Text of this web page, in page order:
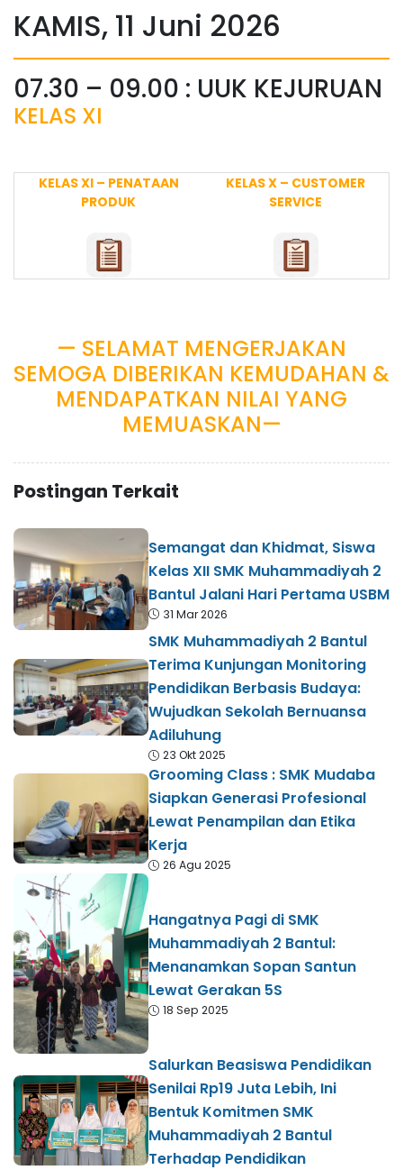
KAMIS, 11 Juni 2026
07.30 – 09.00 : UUK KEJURUAN
KELAS XI
KELAS XI – PENATAAN
PRODUK
KELAS X – CUSTOMER
SERVICE
— SELAMAT MENGERJAKAN
SEMOGA DIBERIKAN KEMUDAHAN &
MENDAPATKAN NILAI YANG
MEMUASKAN—
Postingan Terkait
Semangat dan Khidmat, Siswa
Kelas XII SMK Muhammadiyah 2
Bantul Jalani Hari Pertama USBM
31 Mar 2026
SMK Muhammadiyah 2 Bantul
Terima Kunjungan Monitoring
Pendidikan Berbasis Budaya:
Wujudkan Sekolah Bernuansa
Adiluhung
23 Okt 2025
Grooming Class : SMK Mudaba
Siapkan Generasi Profesional
Lewat Penampilan dan Etika
Kerja
26 Agu 2025
Hangatnya Pagi di SMK
Muhammadiyah 2 Bantul:
Menanamkan Sopan Santun
Lewat Gerakan 5S
18 Sep 2025
Salurkan Beasiswa Pendidikan
Senilai Rp19 Juta Lebih, Ini
Bentuk Komitmen SMK
Muhammadiyah 2 Bantul
Terhadap Pendidikan